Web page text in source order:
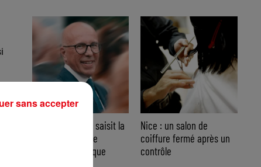
Nice : Éric Ciotti saisit la
justice après une
chanson polémique
Nice : un salon de
coiffure fermé après un
contrôle
sans accepter